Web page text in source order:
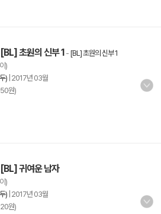
초원의 신부 1- [BL] 초원의 신부 1
)
) 2017년 03월
원)
귀여운 남자
)
) 2017년 03월
원)